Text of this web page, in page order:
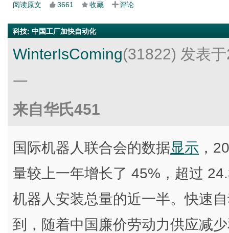
阅读原文 3661 收藏 评论
科技: 中国工厂加快自动化
WinterIsComing(31822) 发表
一
来自华氏451
国际机器人联合会的数据显示 ，
量较上一年增长了 45%，超过
机器人安装总量的近一半。快速
到，随着中国廉价劳动力供应减